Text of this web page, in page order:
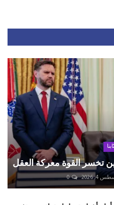
تخسر القوة معركة العقل
4, 2026
0